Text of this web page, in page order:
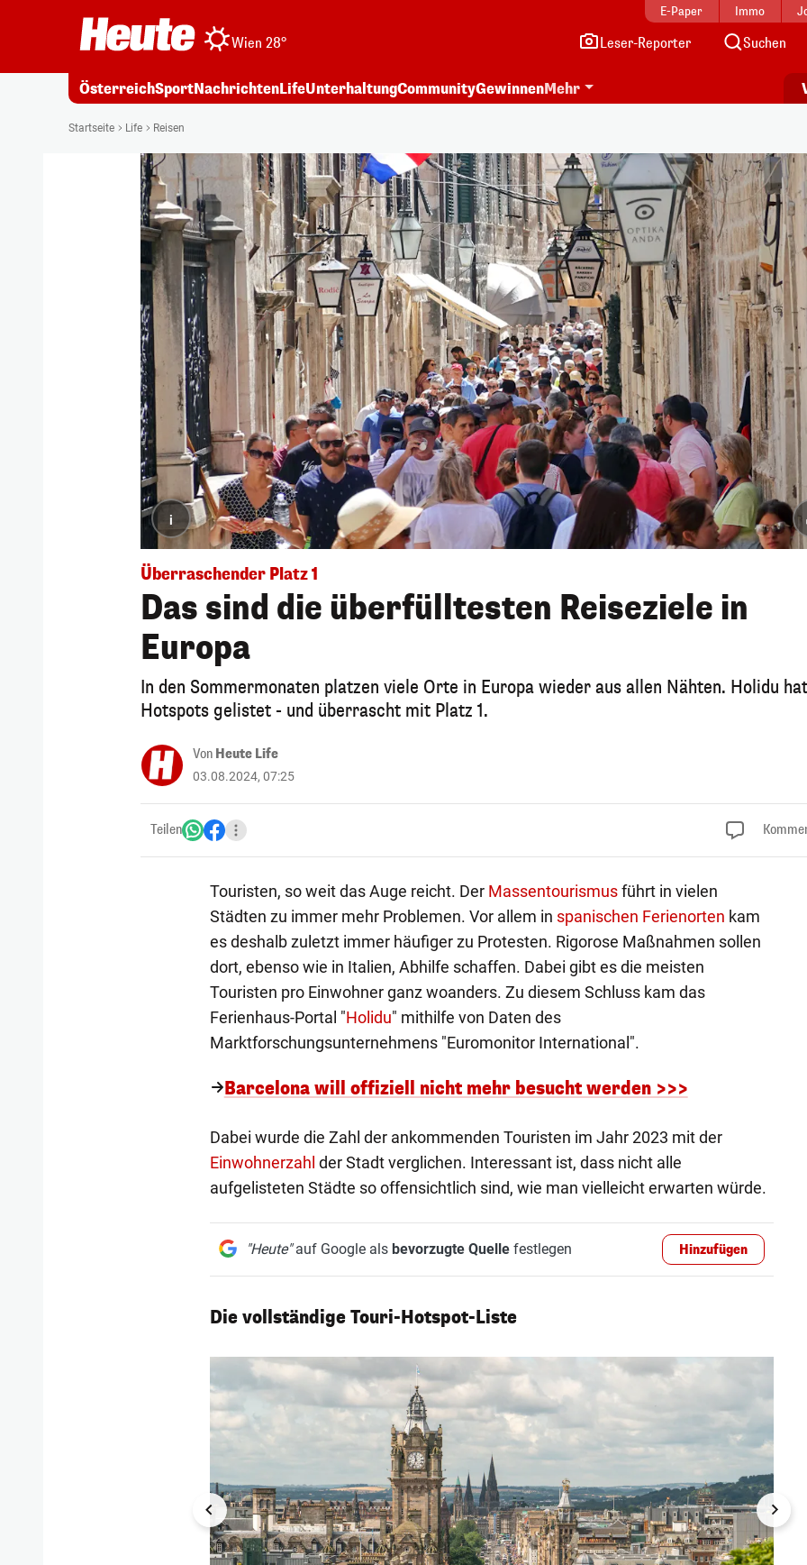
E-Paper Immo
Wien 28° Leser-Reporter Suchen
ÖsterreichSportNachrichtenLifeUnterhaltungCommunityGewinnenMehr
Startseite Life Reisen
i
Überraschender Platz 1
Das sind die überfülltesten Reiseziele in
Europa
In den Sommermonaten platzen viele Orte in Europa wieder aus allen Nähten. Holidu
Hotspots gelistet - und überrascht mit Platz 1.
Von Heute Life
03.08.2024, 07:25
Teilen
Touristen, so weit das Auge reicht. Der Massentourismusführt in vielen
Städten zu immer mehr Problemen. Vor allem in spanischen Ferienorten kam
es deshalb zuletzt immer häufiger zu Protesten. Rigorose Maßnahmen sollen
dort, ebenso wie in Italien, Abhilfe schaffen. Dabei gibt es die meisten
Touristen pro Einwohner ganz woanders. Zu diesem Schluss kam das
Ferienhaus-Portal "Holidu" mithilfe von Daten des
Marktforschungsunternehmens "Euromonitor International".
Barcelona will offiziell nicht mehr besucht werden >>>
Dabei wurde die Zahl der ankommenden Touristen im Jahr 2023 mit der
Einwohnerzahl der Stadt verglichen. Interessant ist, dass nicht alle
aufgelisteten Städte so offensichtlich sind, wie man vielleicht erwarten würde.
"Heute"auf Google als bevorzugte Quellefestlegen Hinzufügen
Die vollständige Touri-Hotspot-Liste